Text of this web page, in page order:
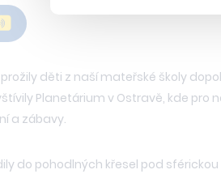
prožily děti z naší mateřské školy
Planetárium v Ostravě, kde pro
a zábavy.
do pohodlných křesel pod sférickou